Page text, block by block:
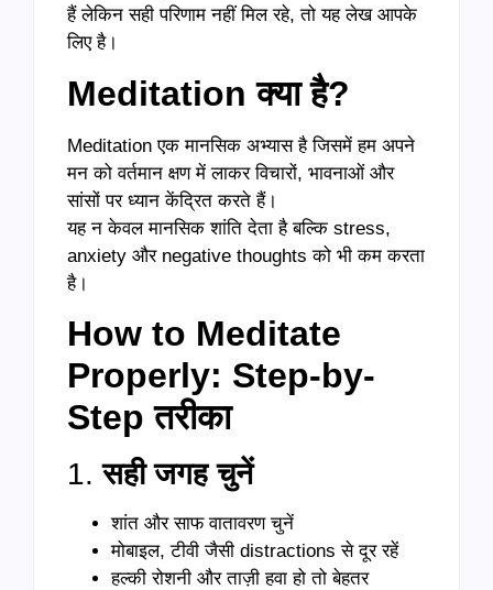
हैं लेकिन सही परिणाम नहीं मिल रहे, तो यह लेख आपके
लिए है।
Meditation क्या है?
Meditation एक मानसिक अभ्यास है जिसमें हम अपने
मन को वर्तमान क्षण में लाकर विचारों, भावनाओं और
सांसों पर ध्यान केंद्रित करते हैं।
यह न केवल मानसिक शांति देता है बल्कि stress,
anxiety और negative thoughts को भी कम करता
है।
How to Meditate
Properly: Step-by-
Step तरीका
1.सही जगह चुनें
शांत और साफ वातावरण चुनें
मोबाइल, टीवी जैसी distractions से दूर रहें
हल्की रोशनी और ताज़ी हवा हो तो बेहतर